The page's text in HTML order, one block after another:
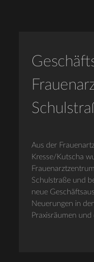
Aus der
Kresse/Kutscha
Schulstraße und
neue
Neuerungen in
Praxisräumen und
Design weht ein